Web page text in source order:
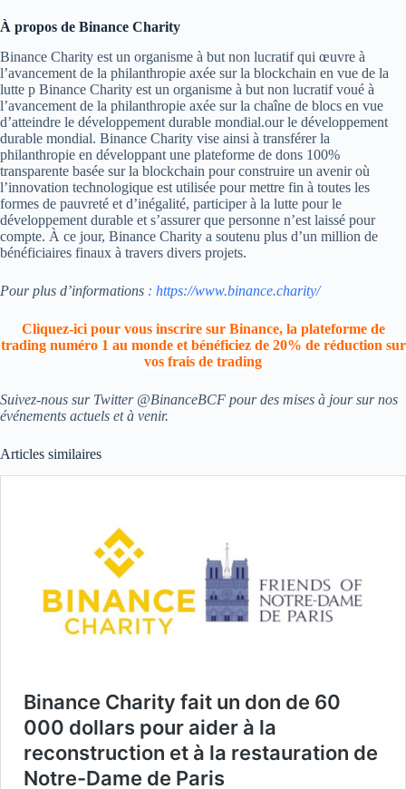
À propos de Binance Charity
Binance Charity est un organisme à but non lucratif qui œuvre à
l’avancement de la philanthropie axée sur la blockchain en vue de la
lutte p Binance Charity est un organisme à but non lucratif voué à
l’avancement de la philanthropie axée sur la chaîne de blocs en vue
d’atteindre le développement durable mondial.our le développement
durable mondial. Binance Charity vise ainsi à transférer la
philanthropie en développant une plateforme de dons 100%
transparente basée sur la blockchain pour construire un avenir où
l’innovation technologique est utilisée pour mettre fin à toutes les
formes de pauvreté et d’inégalité, participer à la lutte pour le
développement durable et s’assurer que personne n’est laissé pour
compte. À ce jour, Binance Charity a soutenu plus d’un million de
bénéficiaires finaux à travers divers projets.
Pour plus d’informations : https://www.binance.charity/
Cliquez-ici pour vous inscrire sur Binance, la plateforme de
trading numéro 1 au monde et bénéficiez de 20% de réduction sur
vos frais de trading
Suivez-nous sur Twitter @BinanceBCF pour des mises à jour sur nos
événements actuels et à venir.
Articles similaires